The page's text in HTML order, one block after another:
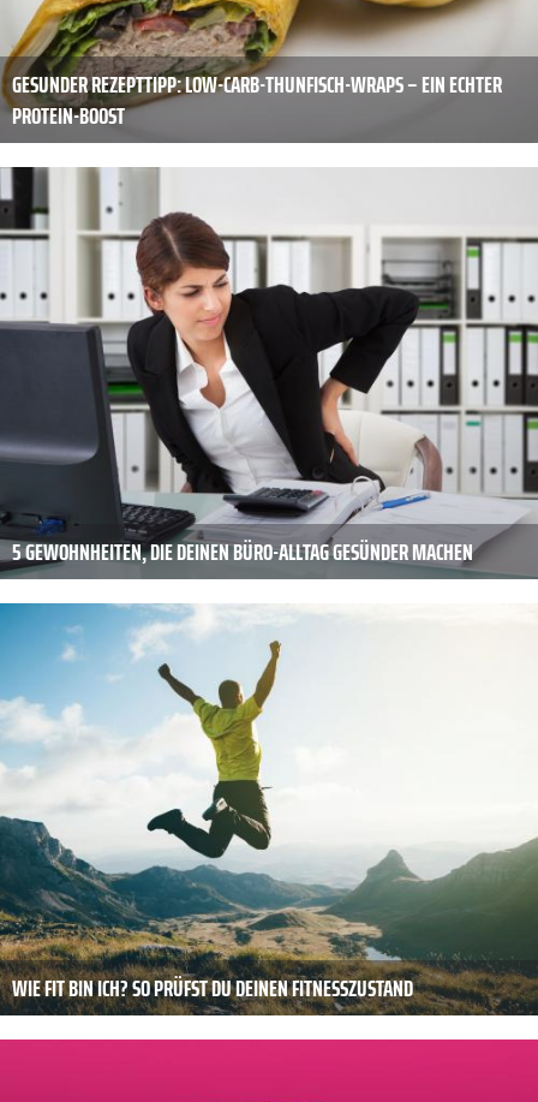
GESUNDER REZEPTTIPP: LOW-CARB-THUNFISCH-WRAPS – EIN ECHTER
PROTEIN-BOOST
5 GEWOHNHEITEN, DIE DEINEN BÜRO-ALLTAG GESÜNDER MACHEN
WIE FIT BIN ICH? SO PRÜFST DU DEINEN FITNESSZUSTAND